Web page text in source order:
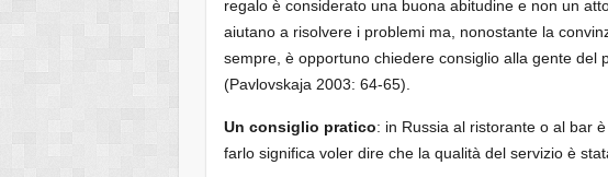
regalo è considerato una buona abitudine e non un
aiutano a risolvere i problemi ma, nonostante la
sempre, è opportuno chiedere consiglio alla gente del
(Pavlovskaja 2003: 64-65).
Un consiglio pratico: in Russia al ristorante o al bar
farlo significa voler dire che la qualità del servizio è